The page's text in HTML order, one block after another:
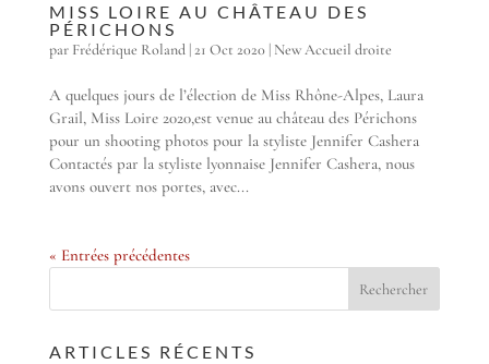
MISS LOIRE AU CHÂTEAU DES
PÉRICHONS
par Frédérique Roland|21 Oct 2020| New Accueil droite
A quelques jours de l’élection de Miss Rhône-Alpes, Laura
Grail, Miss Loire 2020,est venue au château des Périchons
pour un shooting photos pour la styliste Jennifer Cashera
Contactés par la styliste lyonnaise Jennifer Cashera, nous
avons ouvert nos portes, avec...
« Entrées précédentes
ARTICLES RÉCENTS